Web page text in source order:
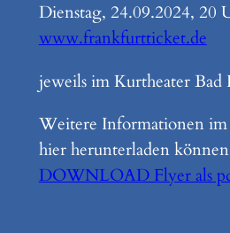
Dienstag, 24.09.2024, 20
www.frankfurtticket.de
jeweils im Kurtheater
Weitere Informationen im
hier herunterladen
DOWNLOAD Flyer als